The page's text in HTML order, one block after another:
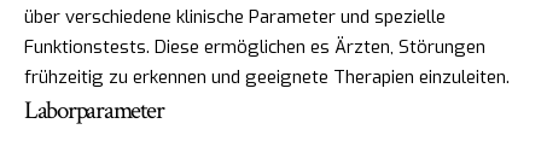
über verschiedene klinische Parameter und spezielle
Funktionstests. Diese ermöglichen es Ärzten, Störungen
frühzeitig zu erkennen und geeignete Therapien einzuleiten.
Laborparameter